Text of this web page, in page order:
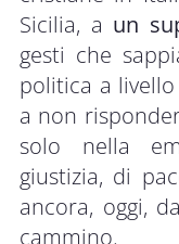
Sicilia, a un
gesti che
politica a
a non
solo nella
giustizia, di
ancora, oggi,
cammino.